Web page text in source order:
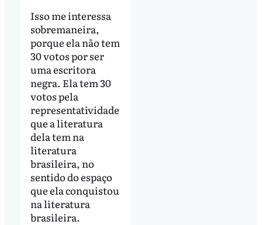
Isso me interessa
sobremaneira,
porque ela não tem
30 votos por ser
uma escritora
negra. Ela tem 30
votos pela
representatividade
que a literatura
dela tem na
literatura
brasileira, no
sentido do espaço
que ela conquistou
na literatura
brasileira.